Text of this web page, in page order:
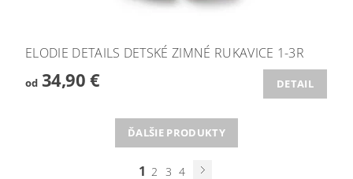
ELODIE DETAILS DETSKÉ ZIMNÉ RUKAVICE 1-3R
od34,90 € DETAIL
ĎALŠIE PRODUKTY
1 2 3 4